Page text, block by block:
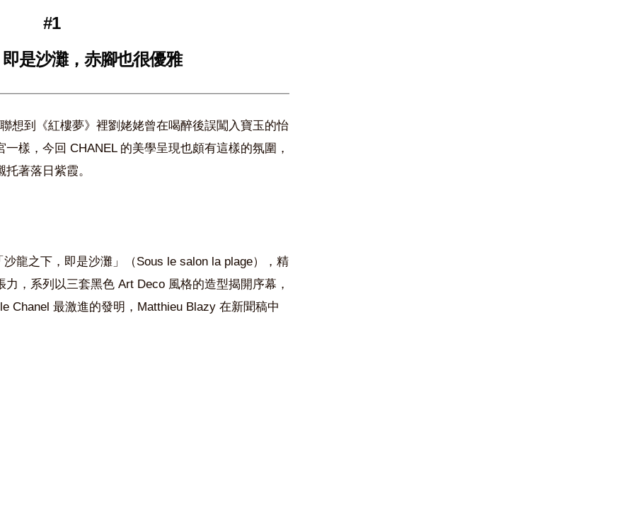
#1
是沙灘，赤腳也很優雅
想到《紅樓夢》裡劉姥姥曾在喝醉後誤闖入寶玉的怡
樣，今回 CHANEL 的美學呈現也頗有這樣的氛圍，
著落日紫霞。
龍之下，即是沙灘」（Sous le salon la plage），精
力，系列以三套黑色 Art Deco 風格的造型揭開序幕，
Chanel 最激進的發明，Matthieu Blazy 在新聞稿中